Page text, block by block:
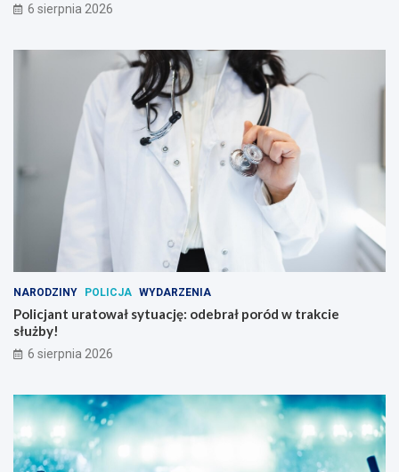
6 sierpnia 2026
NARODZINY POLICJA WYDARZENIA
Policjant uratował sytuację: odebrał poród w trakcie
służby!
6 sierpnia 2026